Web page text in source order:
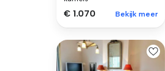
€ 1.070 Bekijk meer